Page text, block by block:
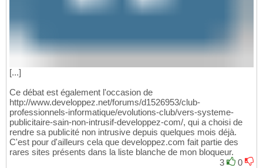
[...]
Ce débat est également l'occasion de
http://www.developpez.net/forums/d1526953/club-
professionnels-informatique/evolutions-club/vers-systeme-
publicitaire-sain-non-intrusif-developpez-com/, qui a choisi de
rendre sa publicité non intrusive depuis quelques mois déjà.
C'est pour d'ailleurs cela que developpez.com fait partie des
rares sites présents dans la liste blanche de mon bloqueur.
3
0